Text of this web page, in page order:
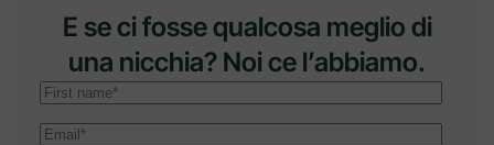
E se ci fosse qualcosa meglio di
una nicchia? Noi ce l’abbiamo.